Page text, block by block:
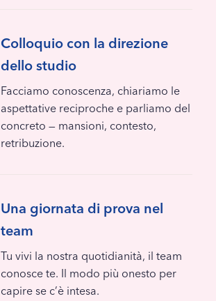
Colloquio con la direzione
dello studio
Facciamo conoscenza, chiariamo le
aspettative reciproche e parliamo del
concreto — mansioni, contesto,
retribuzione.
Una giornata di prova nel
team
Tu vivi la nostra quotidianità, il team
conosce te. Il modo più onesto per
capire se c’è intesa.